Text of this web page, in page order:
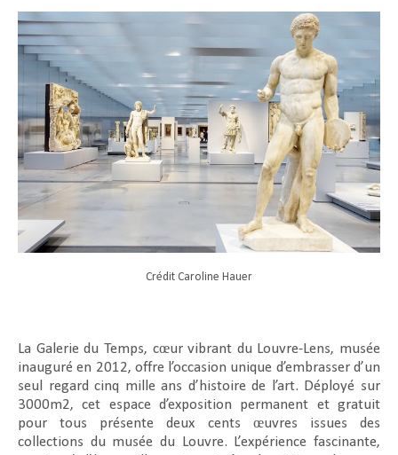
Crédit Caroline Hauer
La Galerie du Temps, cœur vibrant du Louvre-Lens, musée
inauguré en 2012, offre l’occasion unique d’embrasser d’un
seul regard cinq mille ans d’histoire de l’art. Déployé sur
3000m2, cet espace d’exposition permanent et gratuit
pour tous présente deux cents œuvres issues des
collections du musée du Louvre. L’expérience fascinante,